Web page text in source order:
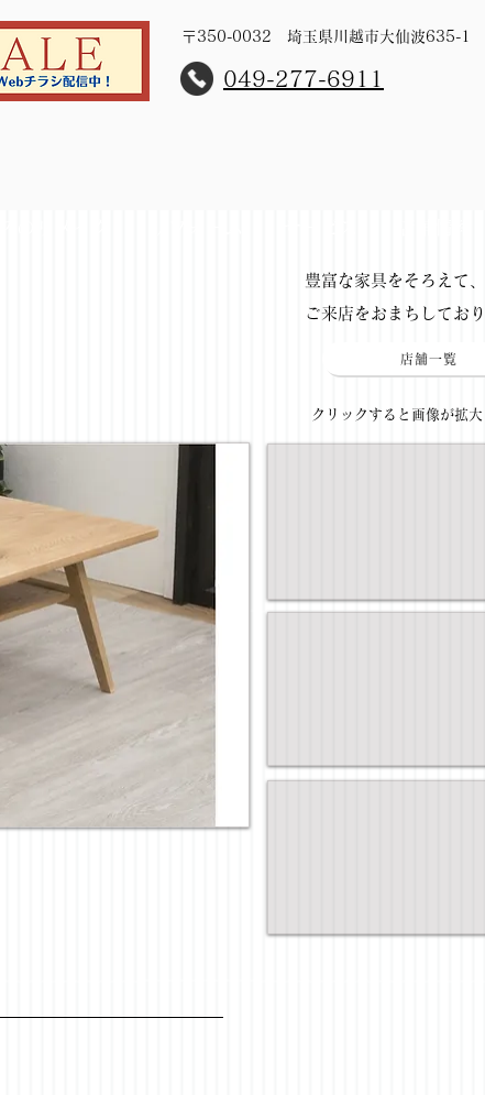
〒350-0032 埼玉県川越市大仙波635-1
​049-277-6911
​豊富な家具をそろえて、
ご来店をおまちしており
店舗一覧
クリックすると画像が拡大